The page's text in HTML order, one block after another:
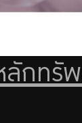
ลักทรั